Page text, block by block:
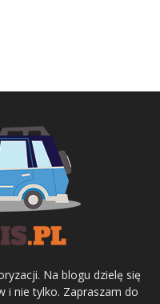
Na blogu dzielę się
i nie tylko. Zapraszam do